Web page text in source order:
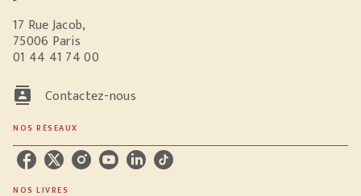
17 Rue Jacob,
75006 Paris
01 44 41 74 00
contacts Contactez-nous
NOS RÉSEAUX
NOS LIVRES